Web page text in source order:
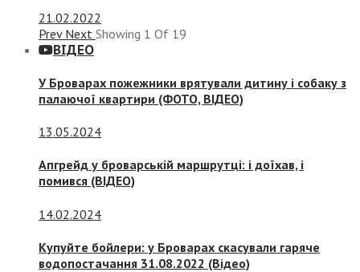
21.02.2022
Prev Next Showing 1 Of 19
ВІДЕО
У Броварах пожежники врятували дитину і собаку з
палаючої квартири (ФОТО, ВІДЕО)
13.05.2024
Апгрейд у броварській маршрутці: і доїхав, і
помився (ВІДЕО)
14.02.2024
Купуйте бойлери: у Броварах скасували гаряче
водопостачання 31.08.2022 (Відео)